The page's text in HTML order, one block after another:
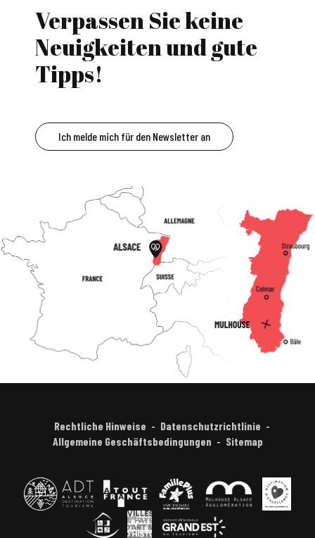
Verpassen Sie keine
Neuigkeiten und gute
Tipps!
Ich melde mich für den Newsletter an
Rechtliche Hinweise
Datenschutzrichtlinie
Allgemeine Geschäftsbedingungen
Sitemap